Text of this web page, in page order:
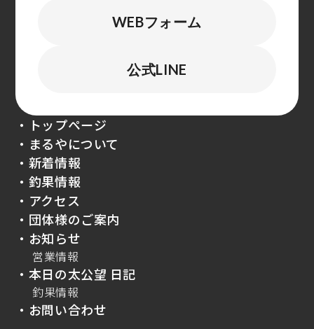
WEBフォーム
公式LINE
・トップページ
・まるやについて
・新着情報
・釣果情報
・アクセス
・団体様のご案内
・お知らせ
営業情報
・本日の太公望 日記
釣果情報
・お問い合わせ